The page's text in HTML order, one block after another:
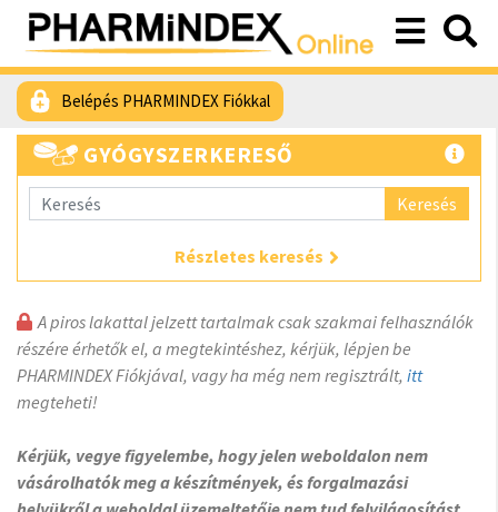
Belépés PHARMINDEX Fiókkal
GYÓGYSZERKERESŐ
Keresés
Részletes keresés
A piros lakattal jelzett tartalmak csak szakmai felhasználók
részére érhetők el, a megtekintéshez, kérjük, lépjen be
PHARMINDEX Fiókjával, vagy ha még nem regisztrált, itt
megteheti!
Kérjük, vegye figyelembe, hogy jelen weboldalon nem
vásárolhatók meg a készítmények, és forgalmazási